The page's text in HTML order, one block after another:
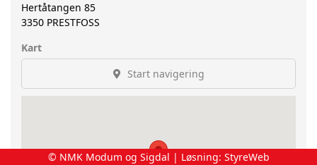
Hertåtangen 85
3350 PRESTFOSS
Kart
Start navigering
© NMK Modum og Sigdal | Løsning: StyreWeb